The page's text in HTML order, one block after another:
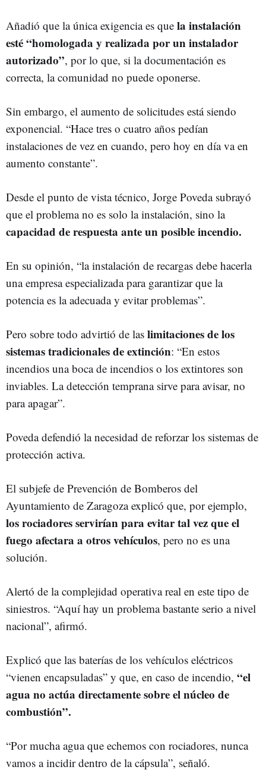
Añadió que la única exigencia es que la instalación
esté “homologada y realizada por un instalador
autorizado”, por lo que, si la documentación es
correcta, la comunidad no puede oponerse.
Sin embargo, el aumento de solicitudes está siendo
exponencial. “Hace tres o cuatro años pedían
instalaciones de vez en cuando, pero hoy en día va en
aumento constante”.
Desde el punto de vista técnico, Jorge Poveda subrayó
que el problema no es solo la instalación, sino la
capacidad de respuesta ante un posible incendio.
En su opinión, “la instalación de recargas debe hacerla
una empresa especializada para garantizar que la
potencia es la adecuada y evitar problemas”.
Pero sobre todo advirtió de las limitaciones de los
sistemas tradicionales de extinción: “En estos
incendios una boca de incendios o los extintores son
inviables. La detección temprana sirve para avisar, no
para apagar”.
Poveda defendió la necesidad de reforzar los sistemas de
protección activa.
El subjefe de Prevención de Bomberos del
Ayuntamiento de Zaragoza explicó que, por ejemplo,
los rociadores servirían para evitar tal vez que el
fuego afectara a otros vehículos, pero no es una
solución.
Alertó de la complejidad operativa real en este tipo de
siniestros. “Aquí hay un problema bastante serio a nivel
nacional”, afirmó.
Explicó que las baterías de los vehículos eléctricos
“vienen encapsuladas” y que, en caso de incendio, “el
agua no actúa directamente sobre el núcleo de
combustión”.
“Por mucha agua que echemos con rociadores, nunca
vamos a incidir dentro de la cápsula”, señaló.